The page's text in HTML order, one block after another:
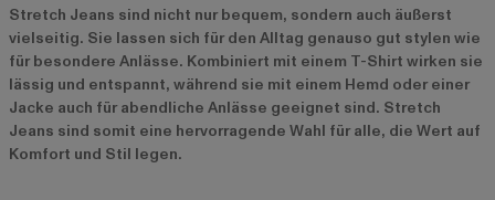
Stretch Jeans sind nicht nur bequem, sondern auch äußerst
vielseitig. Sie lassen sich für den Alltag genauso gut stylen wie
für besondere Anlässe. Kombiniert mit einem T-Shirt wirken sie
lässig und entspannt, während sie mit einem Hemd oder einer
Jacke auch für abendliche Anlässe geeignet sind. Stretch
Jeans sind somit eine hervorragende Wahl für alle, die Wert auf
Komfort und Stil legen.